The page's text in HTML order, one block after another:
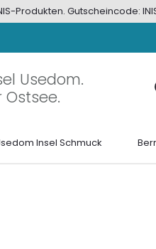
Produkten. Gutscheincode:
Usedom.
Insel Schmuck